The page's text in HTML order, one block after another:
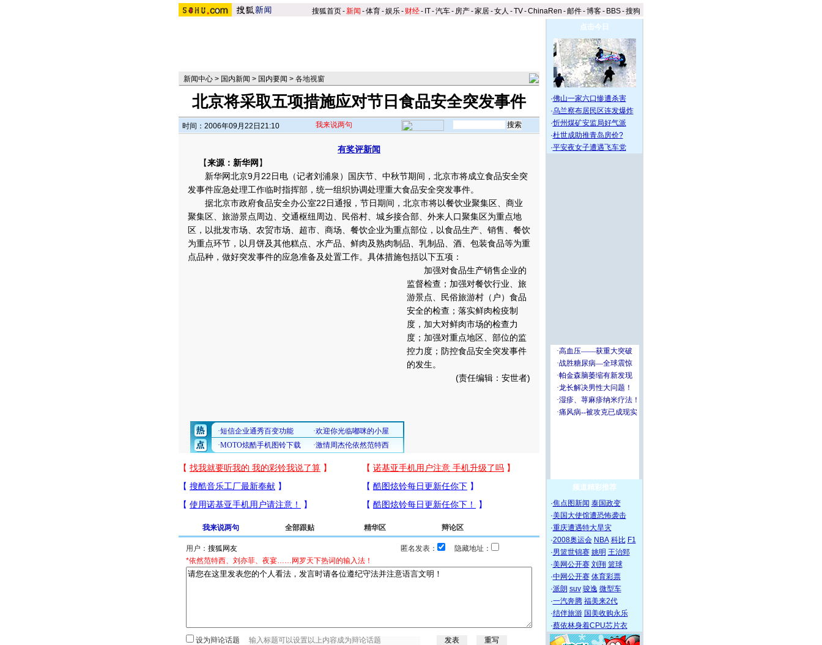
搜狐首页-新闻 -体育-娱乐- 财经- IT-汽车- 房产-家居-女人 -TV-ChinaRen -邮件-博客- BBS-搜狗
新闻中心 > 国内新闻 > 国内要闻 > 各地视窗
北京将采取五项措施应对节日食品安全突发事件
时间：2006年09月22日21:10 我来说两句
有奖评新闻
【来源：新华网 】
新华网北京9月22日电（记者刘浦泉）国庆节、中秋节期间，北京市将成立食品安全突
发事件应急处理工作临时指挥部，统一组织协调处理重大食品安全突发事件。
据北京市政府食品安全办公室22日通报，节日期间，北京市将以餐饮业聚集区、商业
聚集区、旅游景点周边、交通枢纽周边、民俗村、城乡接合部、外来人口聚集区为重点地
区，以批发市场、农贸市场、超市、商场、餐饮企业为重点部位，以食品生产、销售、餐饮
为重点环节，以月饼及其他糕点、水产品、鲜肉及熟肉制品、乳制品、酒、包装食品等为重
点品种，做好突发事件的应急准备及处置工作。 具体措施包括以下五项：
加强对食品生产销售企业的
监督检查；加强对餐饮行业、旅
游景点、民俗旅游村（户）食品
安全的检查；落实鲜肉检疫制
度，加大对鲜肉市场的检查力
度；加强对重点地区、部位的监
控力度；防控食品安全突发事件
的发生。
(责任编辑：安世者)
我来说两句 全部跟贴 精华区 辩论区
用户： 匿名发表：
隐藏地址：
*依然范特西、刘亦菲、夜宴……网罗天下热词的输入法！
设为辩论话题
点击今日
·佛山一家六口惨遭杀害
·乌兰察布居民区连发爆炸
·忻州煤矿安监局好气派
·杜世成助推青岛房价?
·平安夜女子遭遇飞车党
频道精彩推荐
·焦点图新闻 泰国政变
·美国大使馆遭恐怖袭击
·重庆遭遇特大旱灾
·2008奥运会 NBA 科比 F1
·男篮世锦赛 姚明 王治郅
·美网公开赛 刘翔 篮球
·中网公开赛 体育彩票
·派朗 suv 骏逸 微型车
·一汽奔腾 福美来2代
·结伴旅游 国美收购永乐
·蔡依林身着CPU芯片衣